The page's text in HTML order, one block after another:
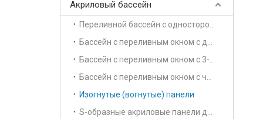
Акриловый бассейн
Изогнутые (вогнутые) панели